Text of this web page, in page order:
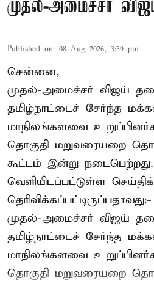
முதல்-அமைச்சர்
Published on: 08 Aug 2026, 3:59 pm
சென்னை,
முதல்-அமைச்சர் விஜய்
தமிழ்நாட்டைச் சேர்ந்த
மாநிலங்களவை
தொகுதி மறுவரையறை
கூட்டம் இன்று
வெளியிடப்பட்டுள்ள
தெரிவிக்கப்பட்டிருப்பதாவது:-
முதல்-அமைச்சர் விஜய்
தமிழ்நாட்டைச் சேர்ந்த
மாநிலங்களவை
தொகுதி மறுவரையறை